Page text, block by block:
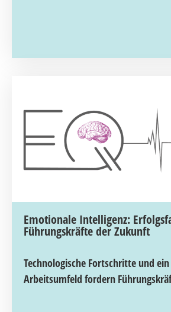
Emotionale Intelligenz:
Führungskräfte der Zukunft
Technologische Fortschritte und
Arbeitsumfeld fordern